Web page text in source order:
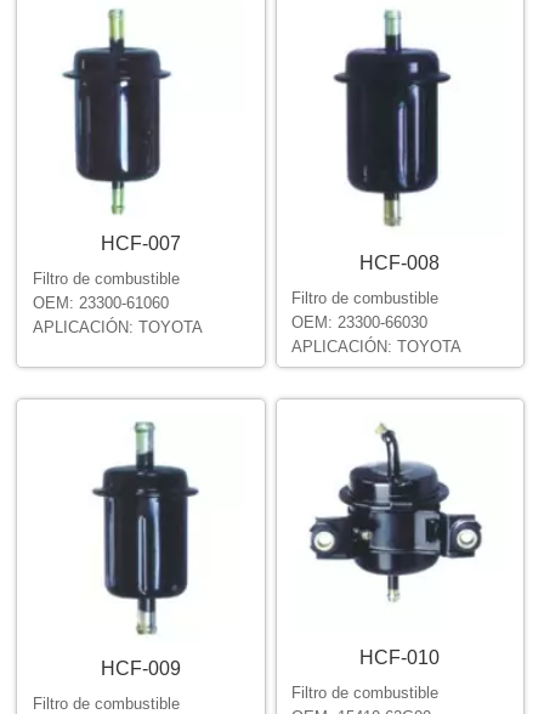
HCF-007
Filtro de combustible
OEM: 23300-61060
APLICACIÓN: TOYOTA
HCF-008
Filtro de combustible
OEM: 23300-66030
APLICACIÓN: TOYOTA
HCF-009
Filtro de combustible
HCF-010
Filtro de combustible